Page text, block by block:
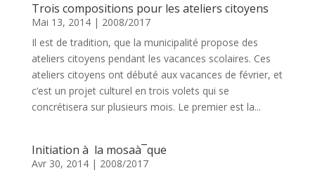
Trois compositions pour les ateliers citoyens
Mai 13, 2014| 2008/2017
Il est de tradition, que la municipalité propose des
ateliers citoyens pendant les vacances scolaires. Ces
ateliers citoyens ont débuté aux vacances de février, et
c‘est un projet culturel en trois volets qui se
concrétisera sur plusieurs mois. Le premier est la...
Initiation à la mosaà¯que
Avr 30, 2014| 2008/2017